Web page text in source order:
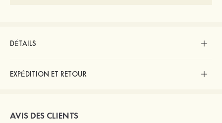
DÉTAILS
EXPÉDITION ET RETOUR
AVIS DES CLIENTS